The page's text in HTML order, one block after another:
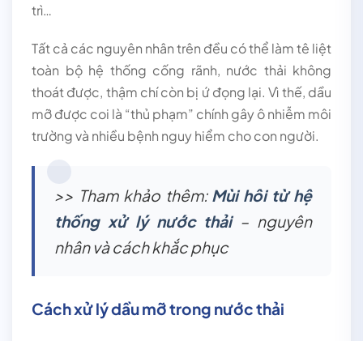
trì…
Tất cả các nguyên nhân trên đều có thể làm tê liệt
toàn bộ hệ thống cống rãnh, nước thải không
thoát được, thậm chí còn bị ứ đọng lại. Vì thế, dầu
mỡ được coi là “thủ phạm” chính gây ô nhiễm môi
trường và nhiều bệnh nguy hiểm cho con người.
>> Tham khảo thêm: Mùi hôi từ hệ
thống xử lý nước thải– nguyên
nhân và cách khắc phục
Cách xử lý dầu mỡ trong nước thải